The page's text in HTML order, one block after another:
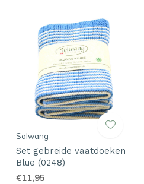
Solwang
Set gebreide vaatdoeken
Blue (0248)
€11,95